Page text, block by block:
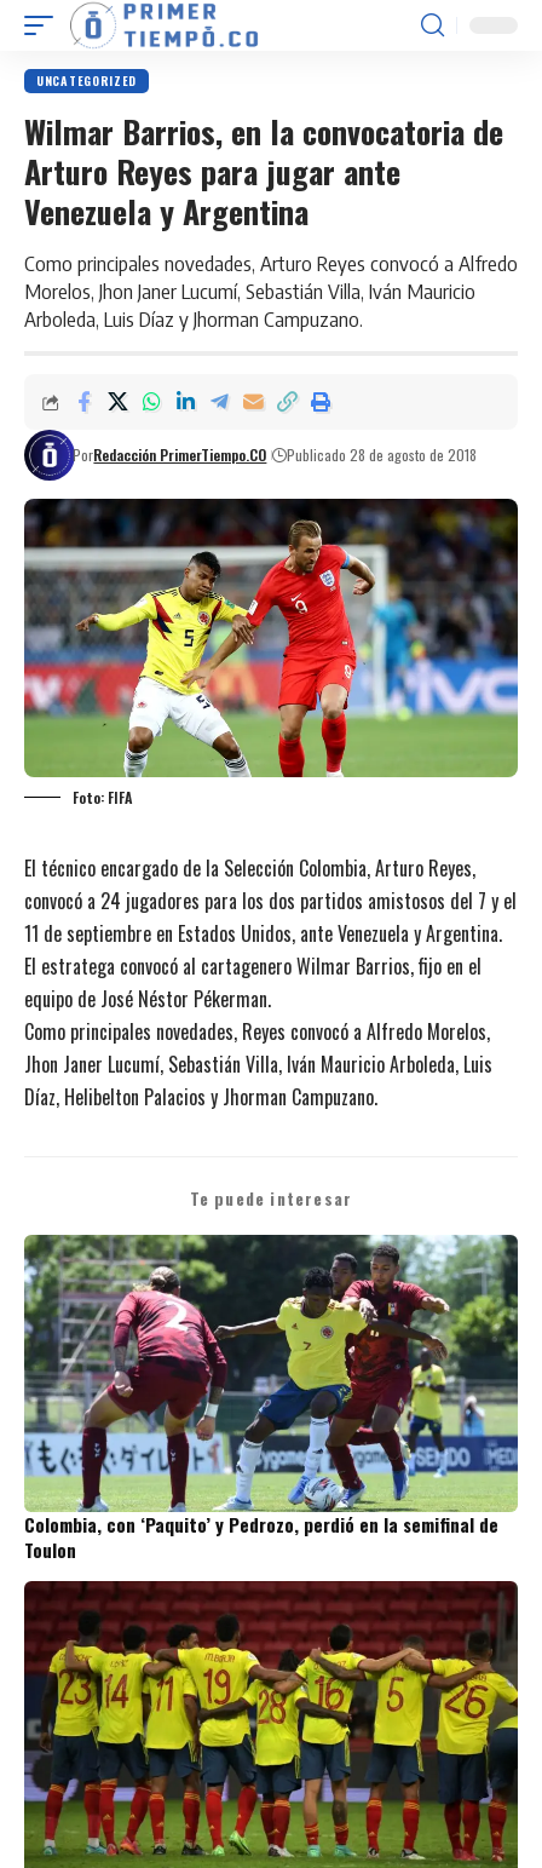
UNCATEGORIZED
Wilmar Barrios, en la convocatoria de
Arturo Reyes para jugar ante
Venezuela y Argentina
Como principales novedades, Arturo Reyes convocó a Alfredo
Morelos, Jhon Janer Lucumí, Sebastián Villa, Iván Mauricio
Arboleda, Luis Díaz y Jhorman Campuzano.
PorRedacción PrimerTiempo.CO Publicado 28 de agosto de 2018
Foto: FIFA
El técnico encargado de la Selección Colombia, Arturo Reyes,
convocó a 24 jugadores para los dos partidos amistosos del 7 y el
11 de septiembre en Estados Unidos, ante Venezuela y Argentina.
El estratega convocó al cartagenero Wilmar Barrios, fijo en el
equipo de José Néstor Pékerman.
Como principales novedades, Reyes convocó a Alfredo Morelos,
Jhon Janer Lucumí, Sebastián Villa, Iván Mauricio Arboleda, Luis
Díaz, Helibelton Palacios y Jhorman Campuzano.
Te puede interesar
Colombia, con ‘Paquito’ y Pedrozo, perdió en la semifinal de
Toulon